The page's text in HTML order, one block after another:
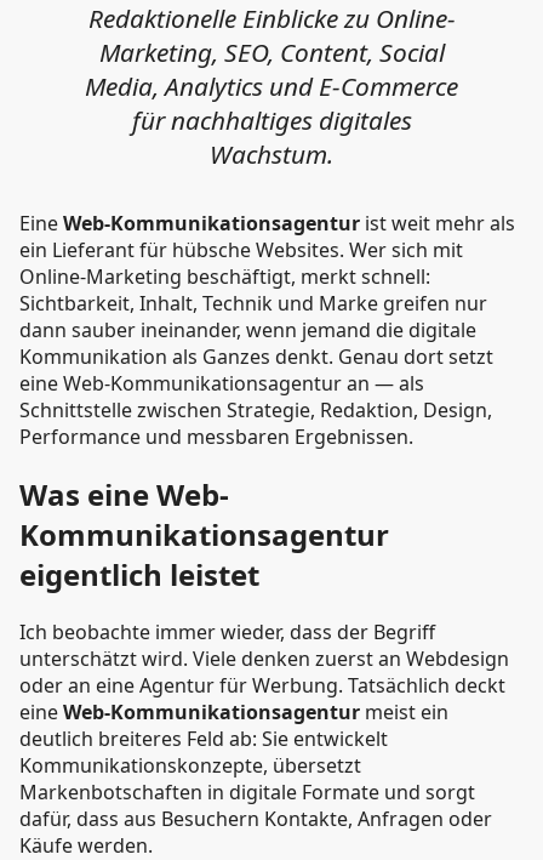
Redaktionelle Einblicke zu Online-
Marketing, SEO, Content, Social
Media, Analytics und E-Commerce
für nachhaltiges digitales
Wachstum.
EineWeb-Kommunikationsagentur ist weit mehr als
ein Lieferant für hübsche Websites. Wer sich mit
Online-Marketing beschäftigt, merkt schnell:
Sichtbarkeit, Inhalt, Technik und Marke greifen nur
dann sauber ineinander, wenn jemand die digitale
Kommunikation als Ganzes denkt. Genau dort setzt
eine Web-Kommunikationsagentur an — als
Schnittstelle zwischen Strategie, Redaktion, Design,
Performance und messbaren Ergebnissen.
Was eine Web-
Kommunikationsagentur
eigentlich leistet
Ich beobachte immer wieder, dass der Begriff
unterschätzt wird. Viele denken zuerst an Webdesign
oder an eine Agentur für Werbung. Tatsächlich deckt
eineWeb-Kommunikationsagentur meist ein
deutlich breiteres Feld ab: Sie entwickelt
Kommunikationskonzepte, übersetzt
Markenbotschaften in digitale Formate und sorgt
dafür, dass aus Besuchern Kontakte, Anfragen oder
Käufe werden.